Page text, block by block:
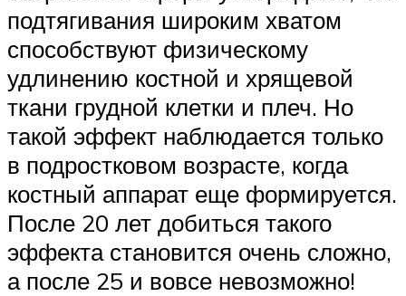
подтягивания широким хватом
способствуют физическому
удлинению костной и хрящевой
ткани грудной клетки и плеч. Но
такой эффект наблюдается только
в подростковом возрасте, когда
костный аппарат еще формируется.
После 20 лет добиться такого
эффекта становится очень сложно,
а после 25 и вовсе невозможно!